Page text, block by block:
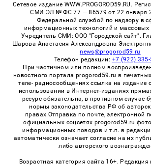
Сетевое издание WWW.PROGOROD59.RU.
СМИ ЭЛ № ФС 77 — 86579 от 22 января
Федеральной службой по надзору в
информационных технологий и массовых
Учредитель СМИ: ООО "Городской сайт".
Шарова Анастасия Александровна
news@progorod59.ru
Телефон редакции: +7 (922)
При частичном или полном
новостного портала progorod59.ru в
теле- радиосообщениях ссылка на издание
использовании в Интернет-изданиях
ресурс обязательна, в противном случае
нормы законодательства РФ об
правах.Отправка по почте, электронной
официальных соцсетях progorod59.ru
информационных поводов и т.п. в
автоматически означает согласие на их
либо авторского
Возрастная категория сайта 16+. Редакция